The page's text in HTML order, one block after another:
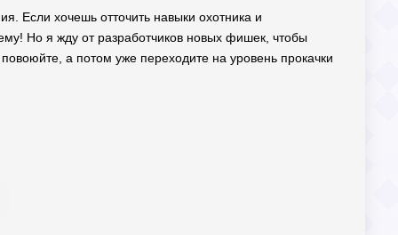
Если хочешь отточить навыки охотника и
Но я жду от разработчиков новых фишек, чтобы
а потом уже переходите на уровень прокачки